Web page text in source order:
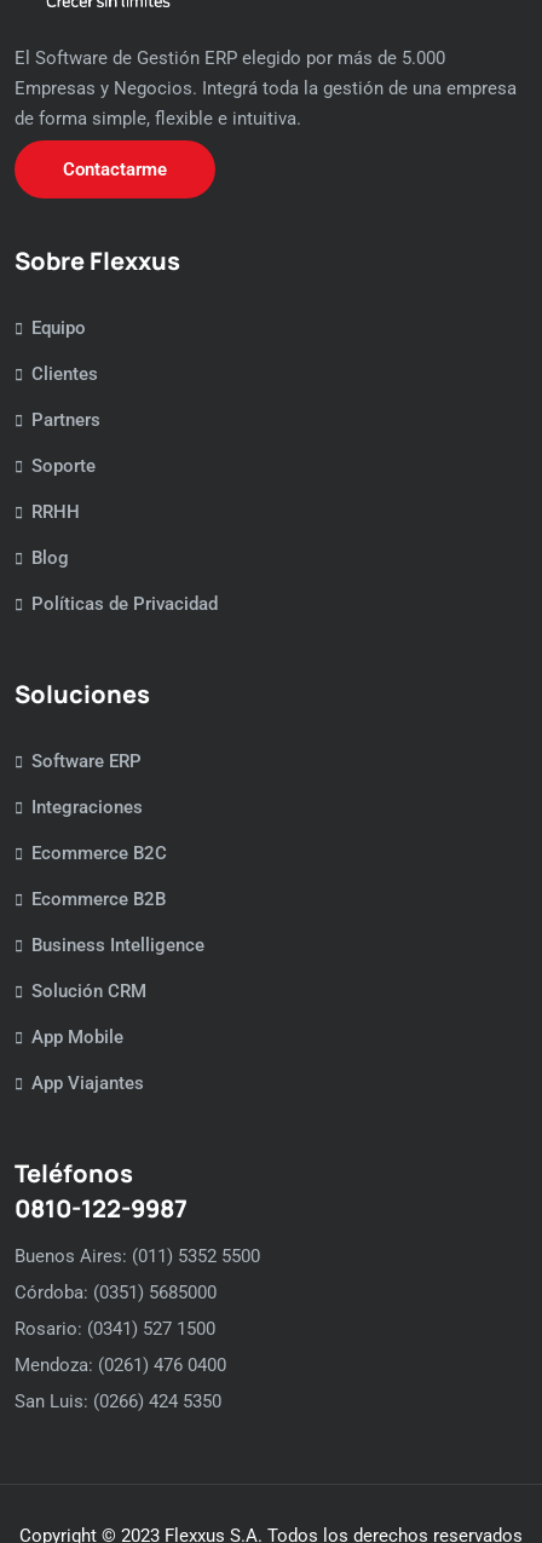
El Software de Gestión ERP elegido por más de 5.000
Empresas y Negocios. Integrá toda la gestión de una empresa
de forma simple, flexible e intuitiva.
Contactarme
Sobre Flexxus
Equipo
Clientes
Partners
Soporte
RRHH
Blog
Políticas de Privacidad
Soluciones
Software ERP
Integraciones
Ecommerce B2C
Ecommerce B2B
Business Intelligence
Solución CRM
App Mobile
App Viajantes
Teléfonos
0810-122-9987
Buenos Aires: (011) 5352 5500
Córdoba: (0351) 5685000
Rosario: (0341) 527 1500
Mendoza: (0261) 476 0400
San Luis: (0266) 424 5350
Copyright © 2023 Flexxus S.A. Todos los derechos reservados